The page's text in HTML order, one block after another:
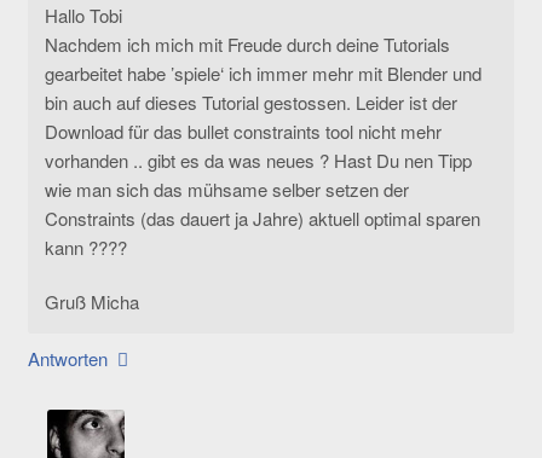
Hallo Tobi
Nachdem ich mich mit Freude durch deine Tutorials
gearbeitet habe ’spiele‘ ich immer mehr mit Blender und
bin auch auf dieses Tutorial gestossen. Leider ist der
Download für das bullet constraints tool nicht mehr
vorhanden .. gibt es da was neues ? Hast Du nen Tipp
wie man sich das mühsame selber setzen der
Constraints (das dauert ja Jahre) aktuell optimal sparen
kann ????
Gruß Micha
Antworten